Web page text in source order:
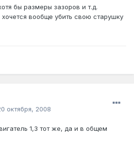
бы размеры зазоров и т.д.
хочется вообще убить свою старушку
октября, 2008
1,3 тот же, да и в общем